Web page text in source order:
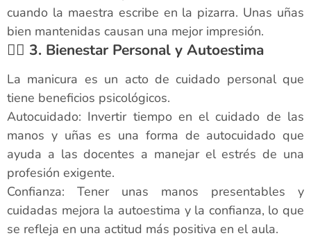
cuando la maestra escribe en la pizarra. Unas uñas
bien mantenidas causan una mejor impresión.
🧘‍♀️ 3. Bienestar Personal y Autoestima
La manicura es un acto de cuidado personal que
tiene beneficios psicológicos.
Autocuidado: Invertir tiempo en el cuidado de las
manos y uñas es una forma de autocuidado que
ayuda a las docentes a manejar el estrés de una
profesión exigente.
Confianza: Tener unas manos presentables y
cuidadas mejora la autoestima y la confianza, lo que
se refleja en una actitud más positiva en el aula.